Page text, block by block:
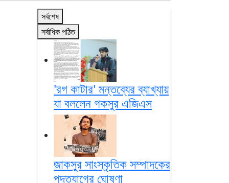
সর্বশেষ
সর্বাধিক পঠিত
'রগ কাটার' মন্তব্যের ব্যাখ্যায়
যা বললেন গকসুর এজিএস
জাকসুর সাংস্কৃতিক সম্পাদকের
পদত্যাগের ঘোষণা